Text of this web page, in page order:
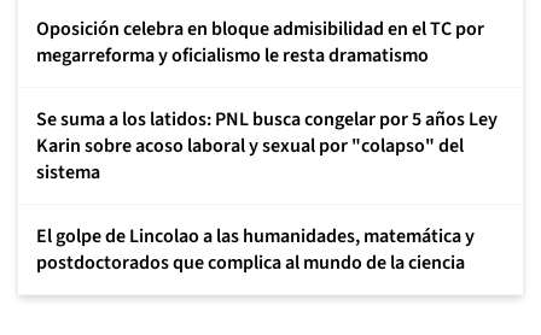
Oposición celebra en bloque admisibilidad en el TC por
megarreforma y oficialismo le resta dramatismo
Se suma a los latidos: PNL busca congelar por 5 años Ley
Karin sobre acoso laboral y sexual por "colapso" del
sistema
El golpe de Lincolao a las humanidades, matemática y
postdoctorados que complica al mundo de la ciencia